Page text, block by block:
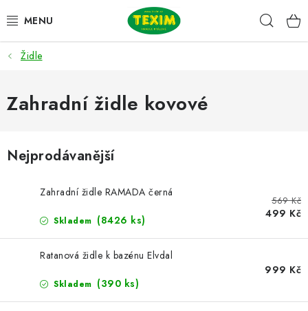
na
ZAHRADNÍ SESTAVY
ŽIDLE
LAVICE
POLSTRY
Židle
Zahradní židle kovové
Nejprodávanější
Zahradní židle RAMADA černá
Skladem (8426 ks)
569 Kč
499 Kč
Ratanová židle k bazénu Elvdal
Skladem (390 ks)
999 Kč